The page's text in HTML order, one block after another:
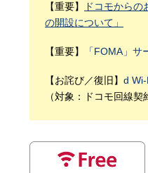
【重要】
ドコモから
の開設について」
【重要】 「FOMA」
【お詫び／復旧】 d
（対象：ドコモ回線